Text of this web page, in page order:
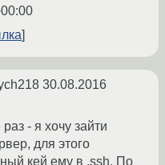
30.08.2016
- я хочу зайти
для этого
кей ему в .ssh. По